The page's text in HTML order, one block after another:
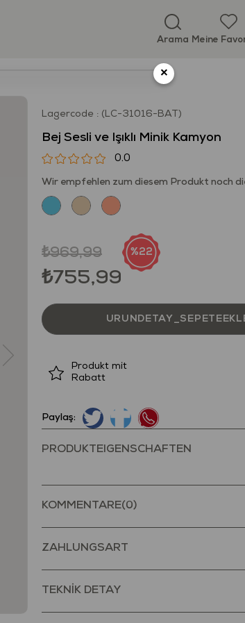
Arama Meine
Lagercode (LC-31016-BAT)
Bej Sesli ve Işıklı Minik Kamyon
0.0
Wir empfehlen zum diesem Produkt noch
₺969,99
₺755,99
22
Produkt mit
Rabatt
Paylaş:
PRODUKTEIGENSCHAFTEN
KOMMENTARE(0)
ZAHLUNGSART
TEKNİK DETAY
×